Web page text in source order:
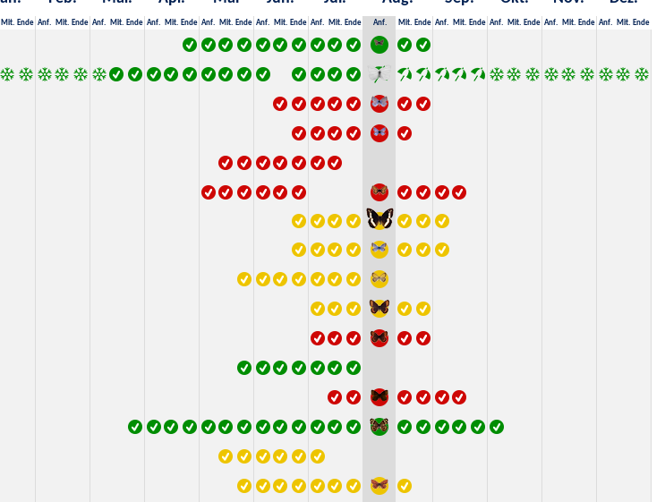
Mit. Ende Anf. Mit. Ende Anf. Mit. Ende Anf. Mit. Ende Anf. Mit. Ende Anf. Mit. Ende Anf. Mit. Ende Anf. Mit. Ende Anf. Mit. Ende Anf. Mit. Ende Anf. Mit. Ende Anf. Mit. Ende